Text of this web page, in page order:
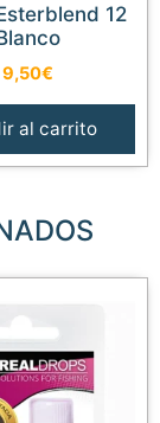
12
9,50€
al carrito